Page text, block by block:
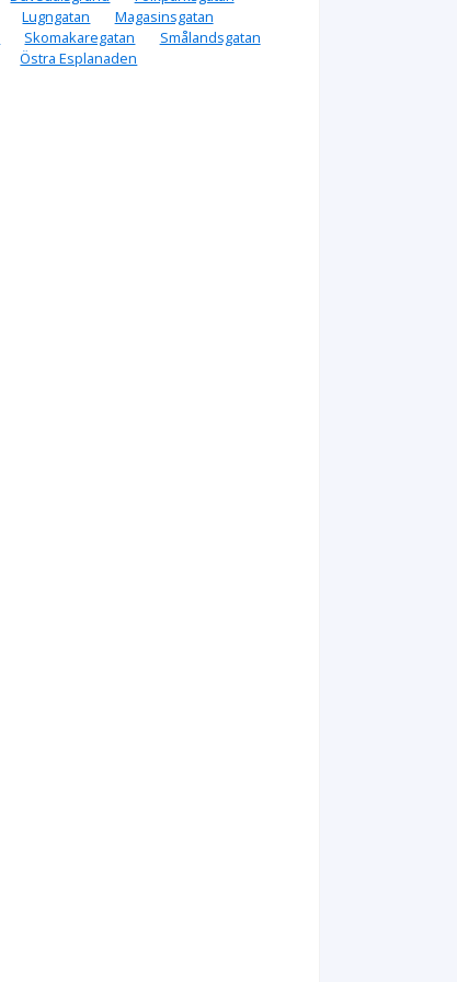
Lugngatan
Magasinsgatan
Skomakaregatan
Smålandsgatan
Östra Esplanaden